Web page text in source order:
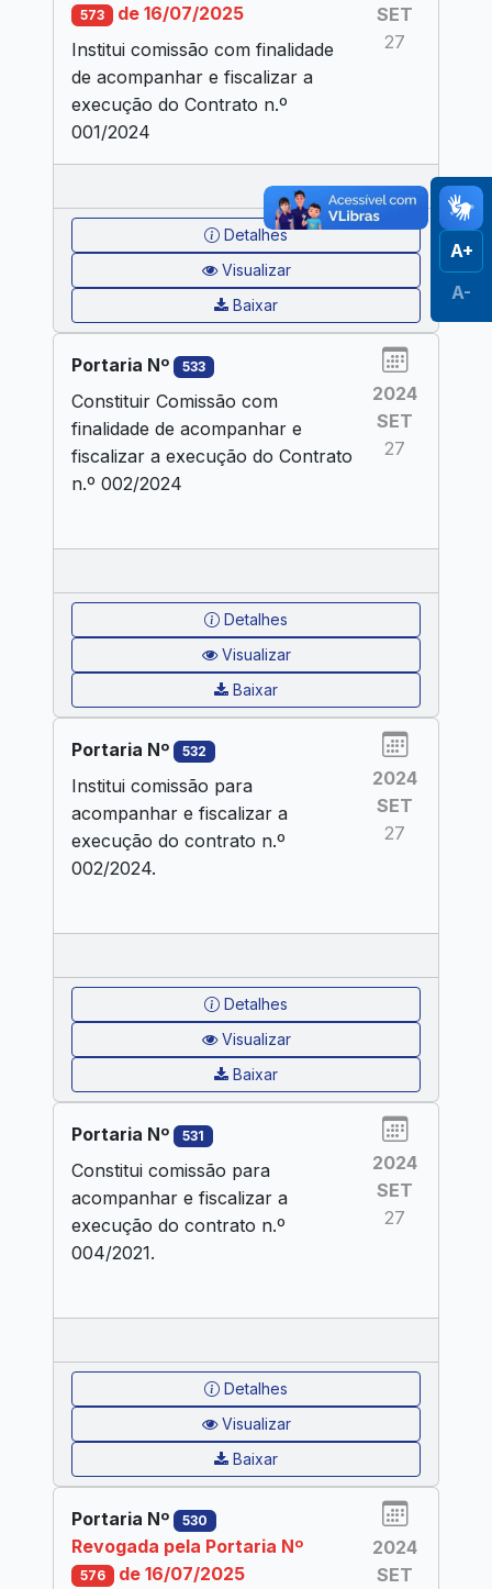
573 de 16/07/2025
Institui comissão com finalidade
de acompanhar e fiscalizar a
execução do Contrato n.º
001/2024
SET
27
Detalhes
Visualizar
Baixar
Portaria Nº 533
Constituir Comissão com
finalidade de acompanhar e
fiscalizar a execução do Contrato
n.º 002/2024
2024
SET
27
Detalhes
Visualizar
Baixar
Portaria Nº 532
Institui comissão para
acompanhar e fiscalizar a
execução do contrato n.º
002/2024.
2024
SET
27
Detalhes
Visualizar
Baixar
Portaria Nº 531
Constitui comissão para
acompanhar e fiscalizar a
execução do contrato n.º
004/2021.
2024
SET
27
Detalhes
Visualizar
Baixar
Portaria Nº 530
Revogada pela Portaria Nº
576 de 16/07/2025
2024
SET
A+
A-